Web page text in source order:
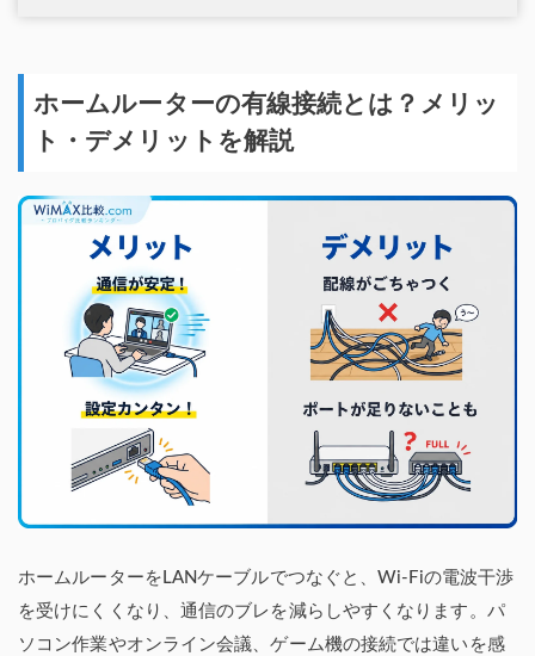
ホームルーターの有線接続とは？メリッ
ト・デメリットを解説
ホームルーターをLANケーブルでつなぐと、Wi-Fiの電波干渉
を受けにくくなり、通信のブレを減らしやすくなります。パ
ソコン作業やオンライン会議、ゲーム機の接続では違いを感